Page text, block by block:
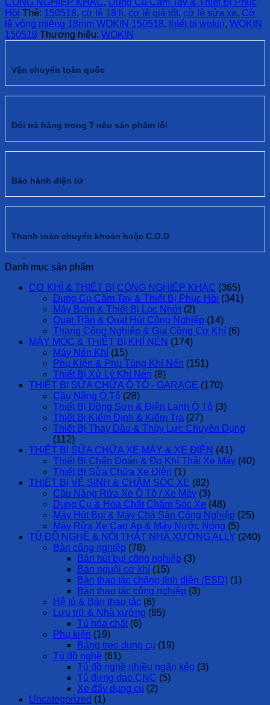
Hồi Thẻ: 150518, cờ lê 18 li, cơ lê giá tốt, cờ lê sửa xe, Cờ
lê vòng miệng 18mm WOKIN 150518, thiết bị wokin, WOKIN
150518 Thương hiệu: WOKIN
Vận chuyển toàn quốc
Đổi trả hàng trong 7 nếu sản phẩm lỗi
Bảo hành điện tử
Thanh toàn chuyển khoản hoặc C.O.D
Danh mục sản phẩm
CƠ KHÍ & THIẾT BỊ CÔNG NGHIỆP KHÁC (365)
Dụng Cụ Cầm Tay & Thiết Bị Phục Hồi (341)
Máy Bơm & Thiết Bị Lọc Nhớt (2)
Quạt Trần & Quạt Hút Công Nghiệp (14)
Thang Công Nghiệp & Gia Công Cơ Khí (6)
MÁY MÓC & THIẾT BỊ KHÍ NÉN (174)
Máy Nén Khí (15)
Phụ Kiện & Phụ Tùng Khí Nén (151)
Thiết Bị Xử Lý Khí Nén (8)
THIẾT BỊ SỬA CHỮA Ô TÔ - GARAGE (170)
Cầu Nâng Ô Tô (28)
Thiết Bị Đồng Sơn & Điện Lạnh Ô Tô (3)
Thiết Bị Kiểm Định & Kiểm Tra (27)
Thiết Bị Thay Dầu & Thủy Lực Chuyên Dụng
(112)
THIẾT BỊ SỬA CHỮA XE MÁY & XE ĐIỆN (41)
Thiết Bị Chẩn Đoán & Đo Khí Thải Xe Máy (40)
Thiết Bị Sửa Chữa Xe Điện (1)
THIẾT BỊ VỆ SINH & CHĂM SÓC XE (82)
Cầu Nâng Rửa Xe Ô Tô / Xe Máy (3)
Dụng Cụ & Hóa Chất Chăm Sóc Xe (48)
Máy Hút Bụi & Máy Chà Sàn Công Nghiệp (25)
Máy Rửa Xe Cao Áp & Máy Nước Nóng (5)
TỦ ĐỒ NGHỀ & NỘI THẤT NHÀ XƯỞNG ALLY (240)
Bàn công nghiệp (78)
Bàn hút bụi công nghiệp (3)
Bàn nguội cơ khí (15)
Bàn thao tác chống tĩnh điện (ESD) (1)
Bàn thao tác công nghiệp (3)
Hệ tủ & Bàn thao tác (6)
Lưu trữ & Nhà xưởng (85)
Tủ hóa chất (6)
Phụ kiện (19)
Bảng treo dụng cụ (19)
Tủ đồ nghề (61)
Tủ đồ nghề nhiều ngăn kéo (3)
Tủ đựng dao CNC (5)
Xe đẩy dụng cụ (2)
Uncategorized (1)